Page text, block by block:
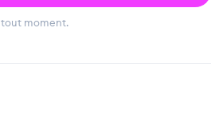
tout moment.